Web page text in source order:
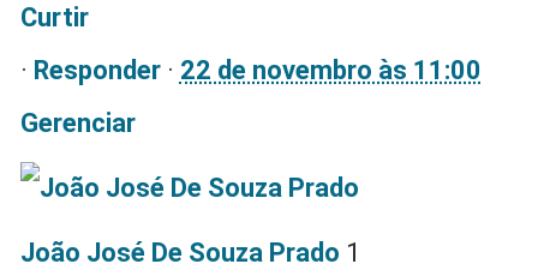
Curtir
· Responder· 22 de novembro às 11:00
Gerenciar
João José De Souza Prado 1